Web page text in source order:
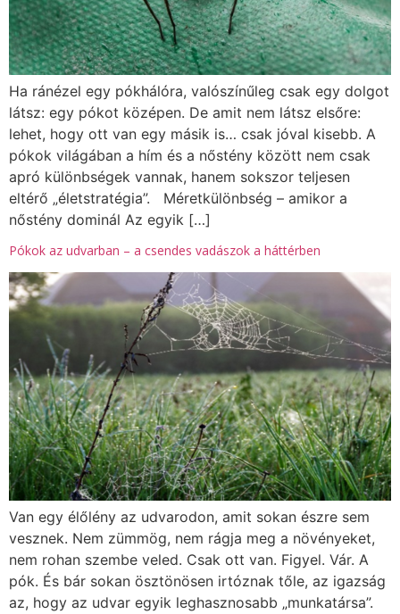
Ha ránézel egy pókhálóra, valószínűleg csak egy dolgot
látsz: egy pókot középen. De amit nem látsz elsőre:
lehet, hogy ott van egy másik is… csak jóval kisebb. A
pókok világában a hím és a nőstény között nem csak
apró különbségek vannak, hanem sokszor teljesen
eltérő „életstratégia”. Méretkülönbség – amikor a
nőstény dominál Az egyik […]
Pókok az udvarban – a csendes vadászok a háttérben
Van egy élőlény az udvarodon, amit sokan észre sem
vesznek. Nem zümmög, nem rágja meg a növényeket,
nem rohan szembe veled. Csak ott van. Figyel. Vár. A
pók. És bár sokan ösztönösen irtóznak tőle, az igazság
az, hogy az udvar egyik leghasznosabb „munkatársa”.